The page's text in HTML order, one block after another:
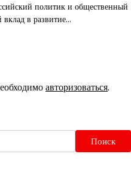
политик и общественный
вклад в развитие…
авторизоваться.
Поиск